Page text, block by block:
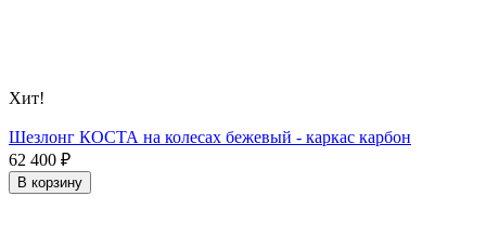
Хит!
Шезлонг КОСТА на колесах бежевый - каркас карбон
62 400 ₽
В корзину